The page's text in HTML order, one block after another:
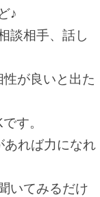
♪
談相手、話し
が良いと出た
す。
あれば力になれ
いてみるだけ